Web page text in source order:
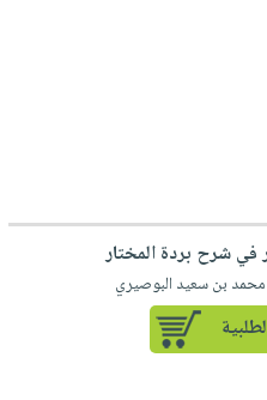
في شرح بردة المختار
بن سعيد البوصيري